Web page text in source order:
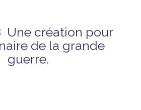
Une création pour
de la grande
guerre.